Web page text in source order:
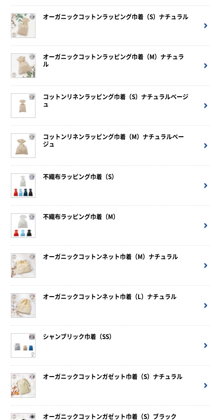
オーガニックコットンラッピング巾着（S）ナチュラル
オーガニックコットンラッピング巾着（M）ナチュラ
ル
コットンリネンラッピング巾着（S）ナチュラルベージ
ュ
コットンリネンラッピング巾着（M）ナチュラルベー
ジュ
不織布ラッピング巾着（S）
不織布ラッピング巾着（M）
オーガニックコットンネット巾着（M）ナチュラル
オーガニックコットンネット巾着（L）ナチュラル
シャンブリック巾着（SS）
オーガニックコットンガゼット巾着（S）ナチュラル
オーガニックコットンガゼット巾着（S）ブラック